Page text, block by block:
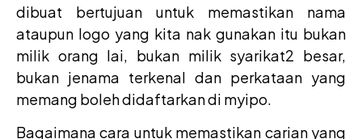
dibuat bertujuan untuk memastikan nama
ataupun logo yang kita nak gunakan itu bukan
milik orang lai, bukan milik syarikat2 besar,
bukan jenama terkenal dan perkataan yang
memang boleh didaftarkan di myipo.
Bagaimana cara untuk memastikan carian yang